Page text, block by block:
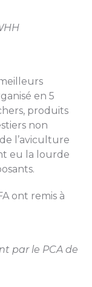
en 5
produits
non
l’aviculture
eu la lourde
ont remis à
par le PCA de